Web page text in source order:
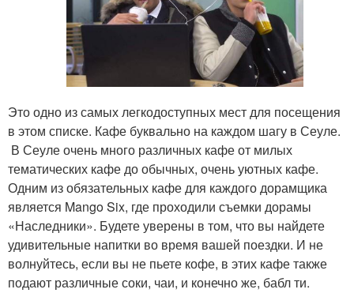
Это одно из самых легкодоступных мест для посещения
в этом списке. Кафе буквально на каждом шагу в Сеуле.
В Сеуле очень много различных кафе от милых
тематических кафе до обычных, очень уютных кафе.
Одним из обязательных кафе для каждого дорамщика
является Mango Six, где проходили съемки дорамы
«Наследники». Будете уверены в том, что вы найдете
удивительные напитки во время вашей поездки. И не
волнуйтесь, если вы не пьете кофе, в этих кафе также
подают различные соки, чаи, и конечно же, бабл ти.